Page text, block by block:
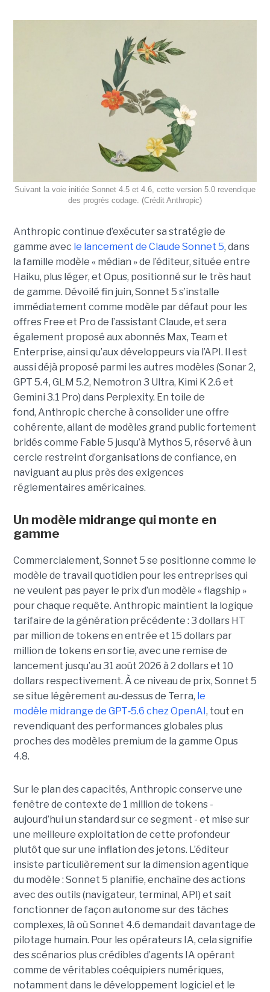
Suivant la voie initiée Sonnet 4.5 et 4.6, cette version 5.0 revendique
des progrès codage. (Crédit Anthropic)
Anthropic continue d’exécuter sa stratégie de
gamme avec le lancement de Claude Sonnet 5, dans
la famille modèle « médian » de l’éditeur, située entre
Haiku, plus léger, et Opus, positionné sur le très haut
de gamme. Dévoilé fin juin, Sonnet 5 s’installe
immédiatement comme modèle par défaut pour les
offres Free et Pro de l’assistant Claude, et sera
également proposé aux abonnés Max, Team et
Enterprise, ainsi qu’aux développeurs via l’API. Il est
aussi déjà proposé parmi les autres modèles (Sonar 2,
GPT 5.4, GLM 5.2, Nemotron 3 Ultra, Kimi K 2.6 et
Gemini 3.1 Pro) dans Perplexity. En toile de
fond, Anthropic cherche à consolider une offre
cohérente, allant de modèles grand public fortement
bridés comme Fable 5 jusqu’à Mythos 5, réservé à un
cercle restreint d’organisations de confiance, en
naviguant au plus près des exigences
réglementaires américaines.
Un modèle midrange qui monte en
gamme
Commercialement, Sonnet 5 se positionne comme le
modèle de travail quotidien pour les entreprises qui
ne veulent pas payer le prix d’un modèle « flagship »
pour chaque requête. Anthropic maintient la logique
tarifaire de la génération précédente : 3 dollars HT
par million de tokens en entrée et 15 dollars par
million de tokens en sortie, avec une remise de
lancement jusqu’au 31 août 2026 à 2 dollars et 10
dollars respectivement. À ce niveau de prix, Sonnet 5
se situe légèrement au‑dessus de Terra, le
modèle midrange de GPT‑5.6 chez OpenAI , tout en
revendiquant des performances globales plus
proches des modèles premium de la gamme Opus
4.8.
Sur le plan des capacités, Anthropic conserve une
fenêtre de contexte de 1 million de tokens -
aujourd’hui un standard sur ce segment - et mise sur
une meilleure exploitation de cette profondeur
plutôt que sur une inflation des jetons. L’éditeur
insiste particulièrement sur la dimension agentique
du modèle : Sonnet 5 planifie, enchaîne des actions
avec des outils (navigateur, terminal, API) et sait
fonctionner de façon autonome sur des tâches
complexes, là où Sonnet 4.6 demandait davantage de
pilotage humain. Pour les opérateurs IA, cela signifie
des scénarios plus crédibles d’agents IA opérant
comme de véritables coéquipiers numériques,
notamment dans le développement logiciel et le